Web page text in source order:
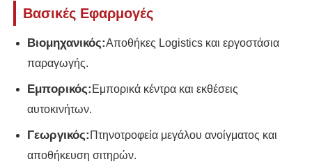
Βασικές Εφαρμογές
Βιομηχανικός:Αποθήκες Logistics και εργοστάσια
παραγωγής.
Εμπορικός: Εμπορικά κέντρα και εκθέσεις
αυτοκινήτων.
Γεωργικός: Πτηνοτροφεία μεγάλου ανοίγματος και
αποθήκευση σιτηρών.